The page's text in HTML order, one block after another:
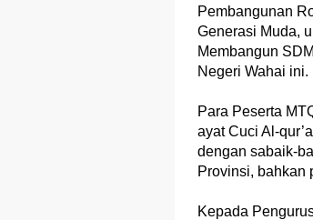
Pembangunan
Generasi Muda,
Membangun
Negeri Wahai ini.
Para Peserta
ayat Cuci Al-
dengan sabaik-
Provinsi, bahkan
Kepada